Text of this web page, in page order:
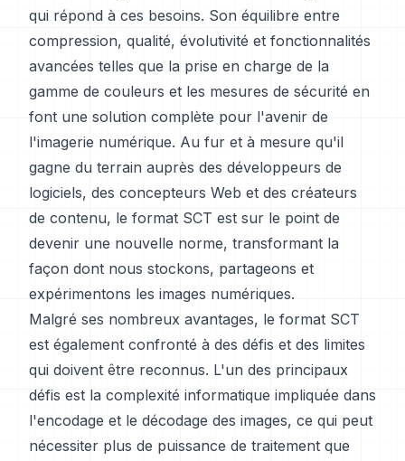
qui répond à ces besoins. Son équilibre entre
compression, qualité, évolutivité et fonctionnalités
avancées telles que la prise en charge de la
gamme de couleurs et les mesures de sécurité en
font une solution complète pour l'avenir de
l'imagerie numérique. Au fur et à mesure qu'il
gagne du terrain auprès des développeurs de
logiciels, des concepteurs Web et des créateurs
de contenu, le format SCT est sur le point de
devenir une nouvelle norme, transformant la
façon dont nous stockons, partageons et
expérimentons les images numériques.
Malgré ses nombreux avantages, le format SCT
est également confronté à des défis et des limites
qui doivent être reconnus. L'un des principaux
défis est la complexité informatique impliquée dans
l'encodage et le décodage des images, ce qui peut
nécessiter plus de puissance de traitement que